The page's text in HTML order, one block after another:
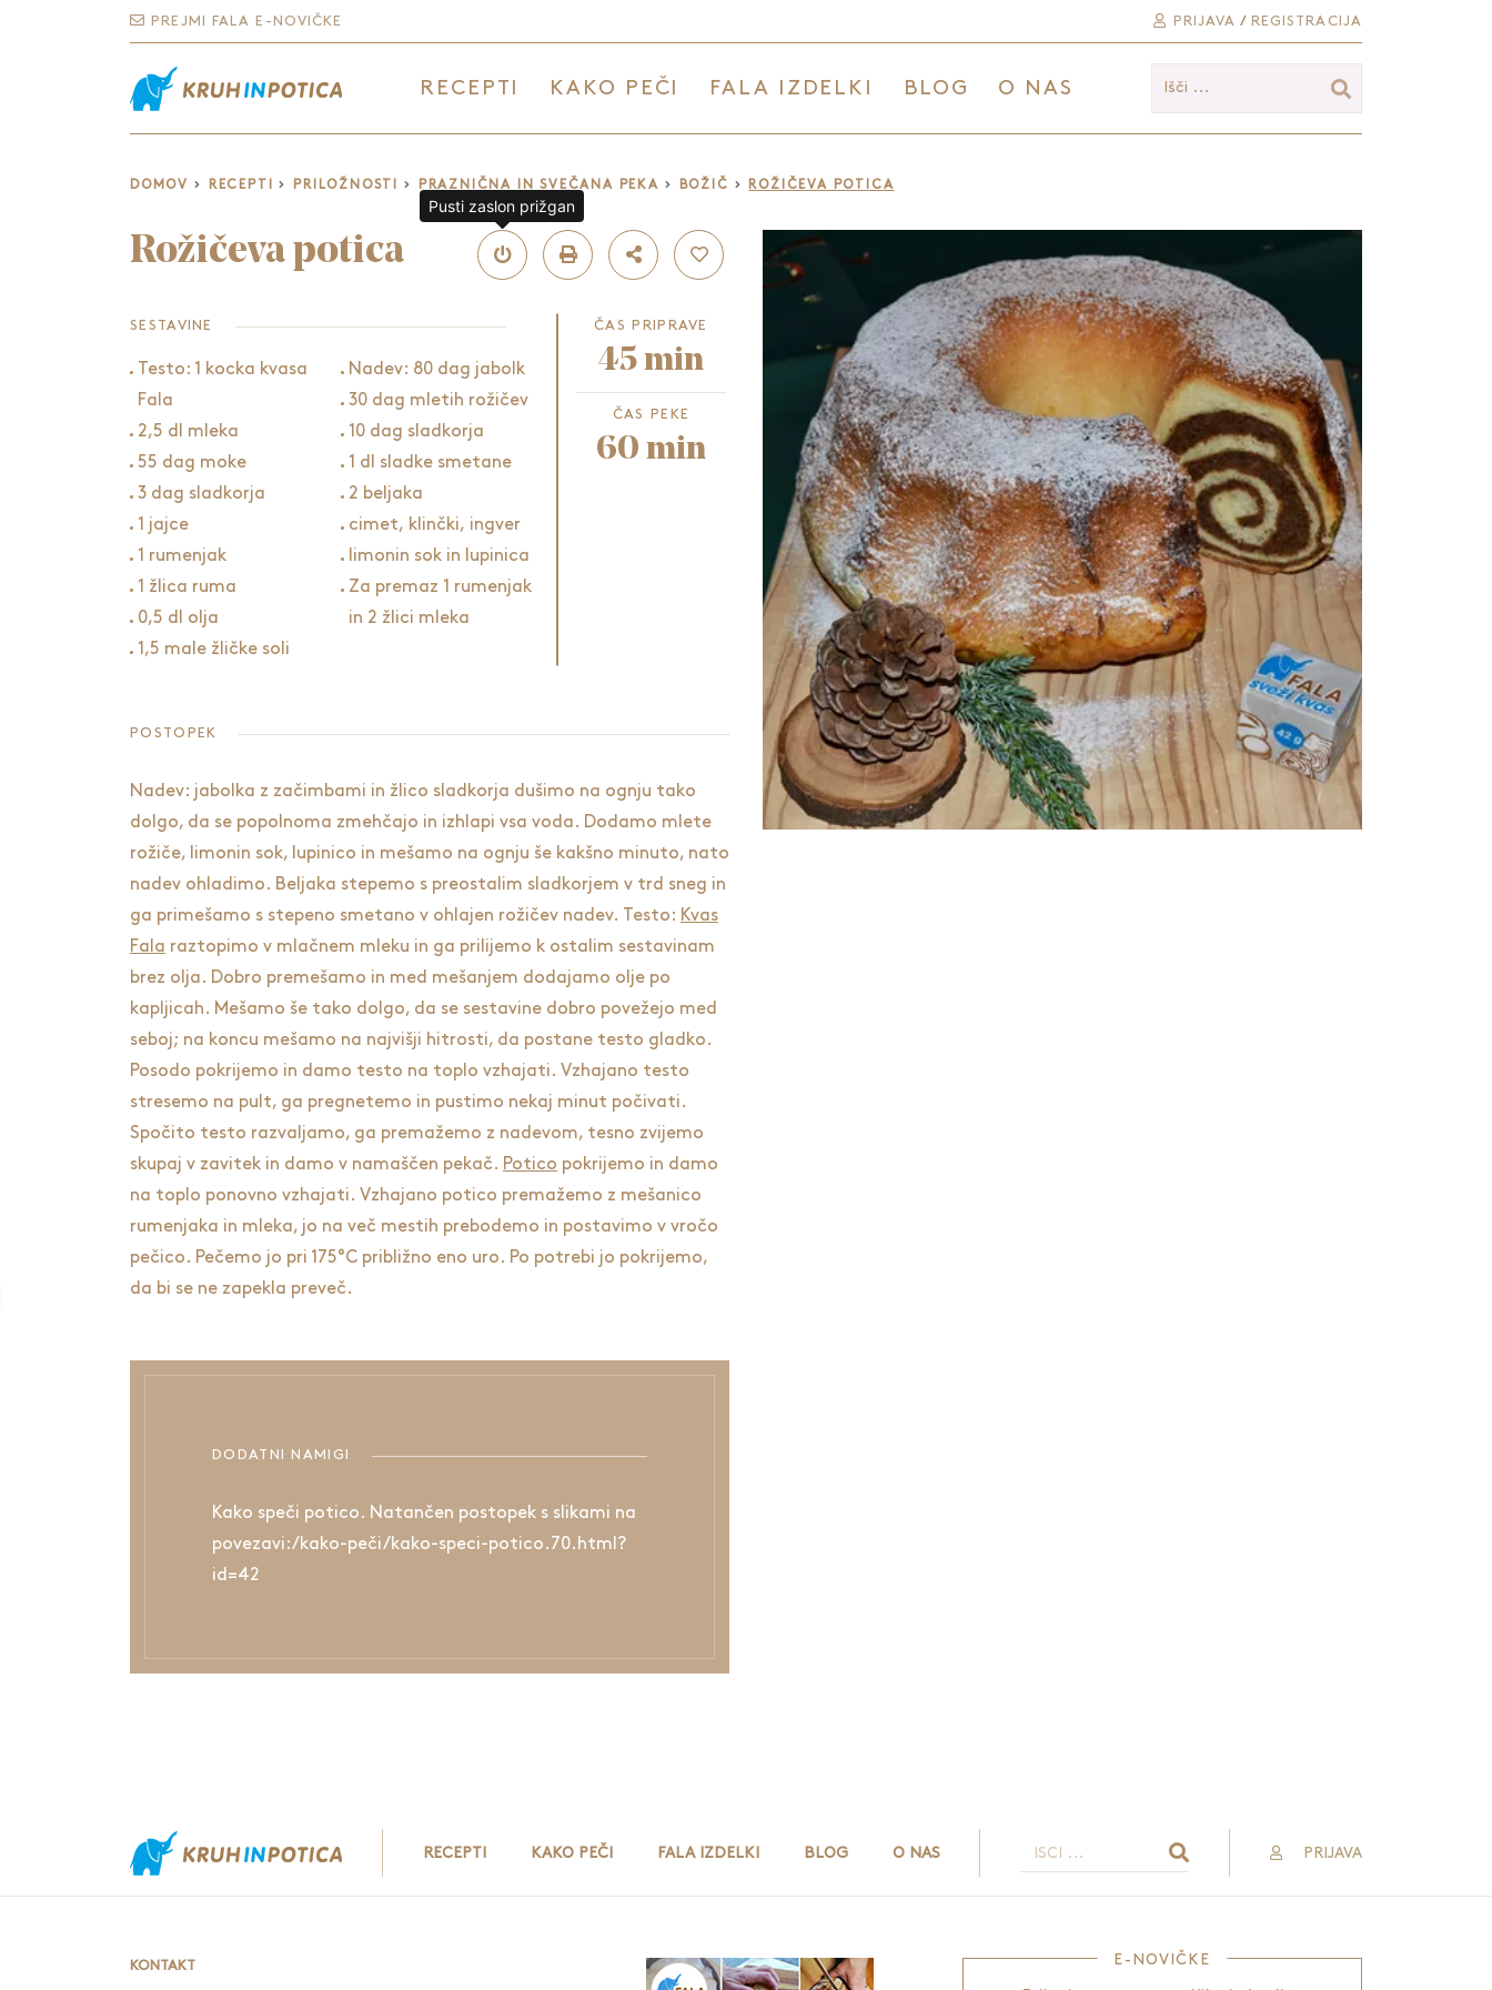
PREJMI FALA E-NOVIČKE PRIJAVA / REGISTRACIJA
Išči ...
RECEPTI KAKO PEČI FALA IZDELKI BLOG O NAS
DOMOV RECEPTI PRILOŽNOSTI PRAZNIČNA IN SVEČANA PEKA BOŽIČ ROŽIČEVA POTICA
Rožičeva potica
SESTAVINE
Testo: 1 kocka kvasa
Fala
2,5 dl mleka
55 dag moke
3 dag sladkorja
1 jajce
1 rumenjak
1 žlica ruma
0,5 dl olja
1,5 male žličke soli
Nadev: 80 dag jabolk
30 dag mletih rožičev
10 dag sladkorja
1 dl sladke smetane
2 beljaka
cimet, klinčki, ingver
limonin sok in lupinica
Za premaz 1 rumenjak
in 2 žlici mleka
ČAS PRIPRAVE
45 min
ČAS PEKE
60 min
POSTOPEK
Nadev: jabolka z začimbami in žlico sladkorja dušimo na ognju tako
dolgo, da se popolnoma zmehčajo in izhlapi vsa voda. Dodamo mlete
rožiče, limonin sok, lupinico in mešamo na ognju še kakšno minuto, nato
nadev ohladimo. Beljaka stepemo s preostalim sladkorjem v trd sneg in
ga primešamo s stepeno smetano v ohlajen rožičev nadev. Testo: Kvas
Fala raztopimo v mlačnem mleku in ga prilijemo k ostalim sestavinam
brez olja. Dobro premešamo in med mešanjem dodajamo olje po
kapljicah. Mešamo še tako dolgo, da se sestavine dobro povežejo med
seboj; na koncu mešamo na najvišji hitrosti, da postane testo gladko.
Posodo pokrijemo in damo testo na toplo vzhajati. Vzhajano testo
stresemo na pult, ga pregnetemo in pustimo nekaj minut počivati.
Spočito testo razvaljamo, ga premažemo z nadevom, tesno zvijemo
skupaj v zavitek in damo v namaščen pekač. Potico pokrijemo in damo
na toplo ponovno vzhajati. Vzhajano potico premažemo z mešanico
rumenjaka in mleka, jo na več mestih prebodemo in postavimo v vročo
pečico. Pečemo jo pri 175°C približno eno uro. Po potrebi jo pokrijemo,
da bi se ne zapekla preveč.
DODATNI NAMIGI
Kako speči potico. Natančen postopek s slikami na
povezavi:/kako-peči/kako-speci-potico.70.html?
id=42
RECEPTI KAKO PEČI FALA IZDELKI BLOG O NAS PRIJAVA
KONTAKT E-NOVIČKE
Pusti zaslon prižgan